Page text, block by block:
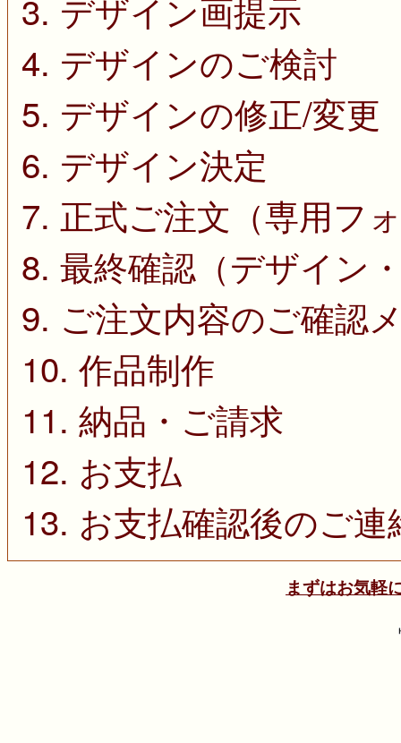
3. デザイン画提示
4. デザインのご検討
5. デザインの修正/変更
6. デザイン決定
7. 正式ご注文（専用フ
8. 最終確認（デザイン
9. ご注文内容のご確認
10. 作品制作
11. 納品・ご請求
12. お支払
13. お支払確認後のご
まずはお気軽